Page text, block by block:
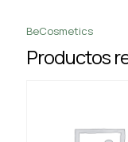
BeCosmetics
Productos